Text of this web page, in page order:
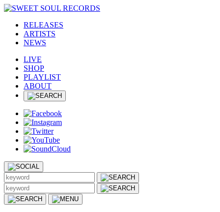
RELEASES
ARTISTS
NEWS
LIVE
SHOP
PLAYLIST
ABOUT